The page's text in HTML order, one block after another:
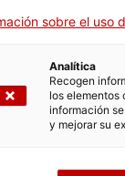
sobre el uso
Analítica
Recogen
los elementos
información
y mejorar su